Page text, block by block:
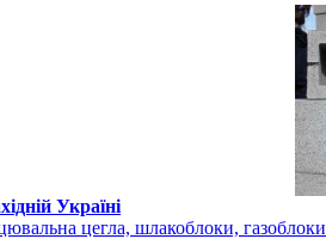
Україні
цегла, шлакоблоки, газоблоки